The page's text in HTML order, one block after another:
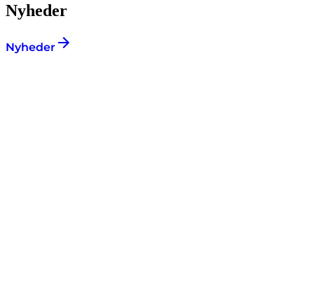
Nyheder
Nyheder